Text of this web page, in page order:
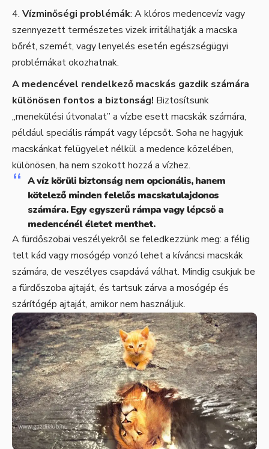
Vízminőségi problémák: A klóros medencevíz vagy
szennyezett természetes vizek irritálhatják a macska
bőrét, szemét, vagy lenyelés esetén egészségügyi
problémákat okozhatnak.
A medencével rendelkező macskás gazdik számára
különösen fontos a biztonság! Biztosítsunk
„menekülési útvonalat” a vízbe esett macskák számára,
például speciális rámpát vagy lépcsőt. Soha ne hagyjuk
macskánkat felügyelet nélkül a medence közelében,
különösen, ha nem szokott hozzá a vízhez.
A víz körüli biztonság nem opcionális, hanem
kötelező minden felelős macskatulajdonos
számára. Egy egyszerű rámpa vagy lépcső a
medencénél életet menthet.
A fürdőszobai veszélyekről se feledkezzünk meg: a félig
telt kád vagy mosógép vonzó lehet a kíváncsi macskák
számára, de veszélyes csapdává válhat. Mindig csukjuk be
a fürdőszoba ajtaját, és tartsuk zárva a mosógép és
szárítógép ajtaját, amikor nem használjuk.